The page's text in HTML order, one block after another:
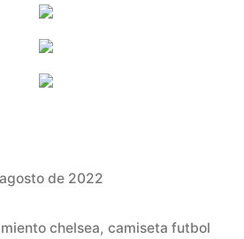
de 2022
chelsea, camiseta futbol